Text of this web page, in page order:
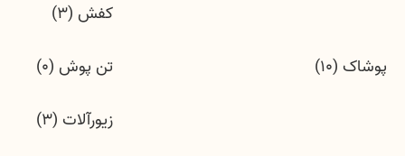
پوشاک (10)
کفش (3)
تن پوش (0)
زیورآلات (3)